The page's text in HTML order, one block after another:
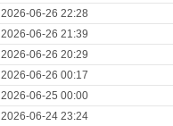
2026-06-26 22:28
2026-06-26 21:39
2026-06-26 20:29
2026-06-26 00:17
2026-06-25 00:00
2026-06-24 23:24